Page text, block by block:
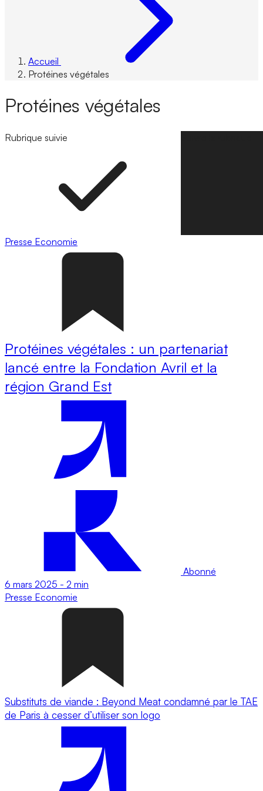
Accueil
Protéines végétales
Protéines végétales
Rubrique suivie
Presse Economie
Protéines végétales : un partenariat
lancé entre la Fondation Avril et la
région Grand Est
Abonné
6 mars 2025 - 2 min
Presse Economie
Substituts de viande : Beyond Meat condamné par le TAE
de Paris à cesser d’utiliser son logo